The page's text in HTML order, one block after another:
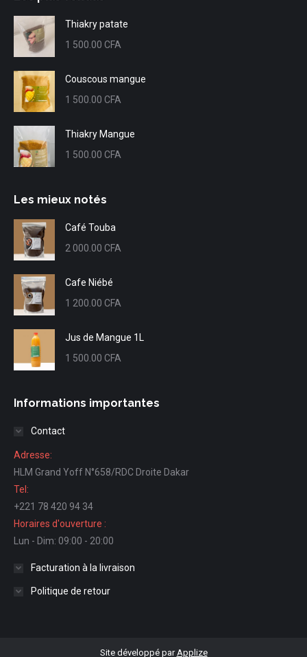
Thiakry patate
1 500.00 CFA
Couscous mangue
1 500.00 CFA
Thiakry Mangue
1 500.00 CFA
Les mieux notés
Café Touba
2 000.00 CFA
Cafe Niébé
1 200.00 CFA
Jus de Mangue 1L
1 500.00 CFA
Informations importantes
Contact
Adresse:
HLM Grand Yoff N°658/RDC Droite Dakar
Tel:
+221 78 420 94 34
Horaires d'ouverture :
Lun - Dim: 09:00 - 20:00
Facturation à la livraison
Politique de retour
Site développé parApplize